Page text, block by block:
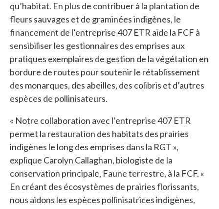
qu’habitat. En plus de contribuer à la plantation de
fleurs sauvages et de graminées indigènes, le
financement de l’entreprise 407 ETR aide la FCF à
sensibiliser les gestionnaires des emprises aux
pratiques exemplaires de gestion de la végétation en
bordure de routes pour soutenir le rétablissement
des monarques, des abeilles, des colibris et d’autres
espèces de pollinisateurs.
« Notre collaboration avec l’entreprise 407 ETR
permet la restauration des habitats des prairies
indigènes le long des emprises dans la RGT »,
explique Carolyn Callaghan, biologiste de la
conservation principale, Faune terrestre, à la FCF. «
En créant des écosystèmes de prairies florissants,
nous aidons les espèces pollinisatrices indigènes,